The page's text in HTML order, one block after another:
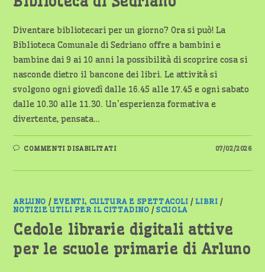
Diventare bibliotecari per un giorno? Ora si può! La
Biblioteca Comunale di Sedriano offre a bambini e
bambine dai 9 ai 10 anni la possibilità di scoprire cosa si
nasconde dietro il bancone dei libri. Le attività si
svolgono ogni giovedì dalle 16.45 alle 17.45 e ogni sabato
dalle 10.30 alle 11.30. Un'esperienza formativa e
divertente, pensata…
COMMENTI DISABILITATISU
DA
DI
SEDRIANO
07/02/2026
ARLUNO / EVENTI, CULTURA E SPETTACOLI /LIBRI /
NOTIZIE UTILI PER IL CITTADINO /SCUOLA
Cedole librarie digitali attive
per le scuole primarie di Arluno